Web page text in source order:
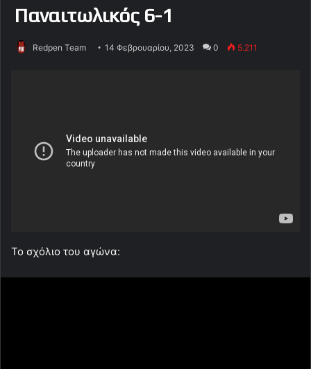
Παναιτωλικός 6-1
Redpen Team 14 Φεβρουαρίου, 2023 0 5.211
Το σχόλιο του αγώνα: